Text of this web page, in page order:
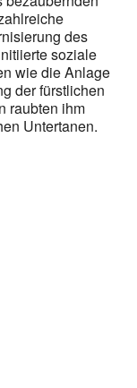
des
soziale
wie die Anlage
der fürstlichen
raubten ihm
Untertanen.